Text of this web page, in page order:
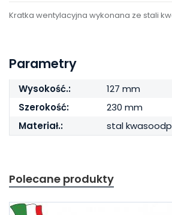
Kratka wentylacyjna wykonana ze stali
Parametry
Wysokość.:
127 mm
Szerokość:
230 mm
Materiał.:
stal
Polecane produkty